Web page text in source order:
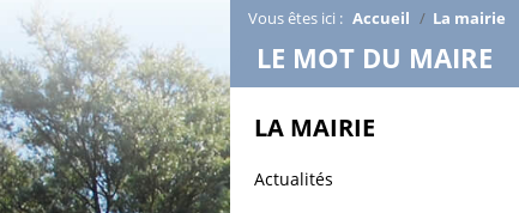
Vous êtes ici : Accueil / La mairie
LE MOT DU MAIRE
LA MAIRIE
Actualités